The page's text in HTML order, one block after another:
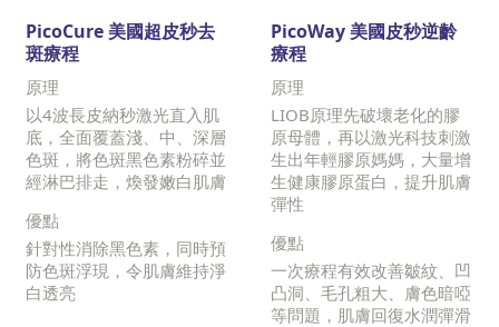
PicoCure 美國超皮秒去
斑療程
原理
以4波長皮納秒激光直入肌
底，全面覆蓋淺、中、深層
色斑，將色斑黑色素粉碎並
經淋巴排走，煥發嫩白肌膚
優點
針對性消除黑色素，同時預
防色斑浮現，令肌膚維持淨
白透亮
PicoWay 美國皮秒逆齡
療程
原理
LIOB原理先破壞老化的膠
原母體，再以激光科技刺激
生出年輕膠原媽媽，大量增
生健康膠原蛋白，提升肌膚
彈性
優點
一次療程有效改善皺紋、凹
凸洞、毛孔粗大、膚色暗啞
等問題，肌膚回復水潤彈滑